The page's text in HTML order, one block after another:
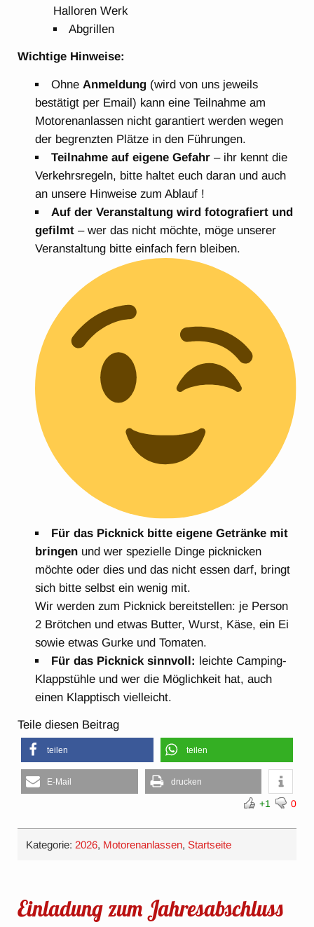
Halloren Werk
Abgrillen
Wichtige Hinweise:
Ohne Anmeldung (wird von uns jeweils
bestätigt per Email) kann eine Teilnahme am
Motorenanlassen nicht garantiert werden wegen
der begrenzten Plätze in den Führungen.
Teilnahme auf eigene Gefahr – ihr kennt die
Verkehrsregeln, bitte haltet euch daran und auch
an unsere Hinweise zum Ablauf !
Auf der Veranstaltung wird fotografiert und
gefilmt – wer das nicht möchte, möge unserer
Veranstaltung bitte einfach fern bleiben.
Für das Picknick bitte eigene Getränke mit
bringen und wer spezielle Dinge picknicken
möchte oder dies und das nicht essen darf, bringt
sich bitte selbst ein wenig mit.
Wir werden zum Picknick bereitstellen: je Person
2 Brötchen und etwas Butter, Wurst, Käse, ein Ei
sowie etwas Gurke und Tomaten.
Für das Picknick sinnvoll: leichte Camping-
Klappstühle und wer die Möglichkeit hat, auch
einen Klapptisch vielleicht.
Teile diesen Beitrag
teilen teilen
E-Mail drucken
+1 0
Kategorie: 2026, Motorenanlassen,Startseite
Einladung zum Jahresabschluss